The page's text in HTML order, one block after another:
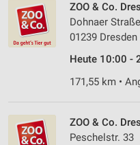
ZOO & Co.
Dohnaer
01239 Dresden
Heute 10:00 -
171,55 km •
ZOO & Co.
Peschelstr. 33